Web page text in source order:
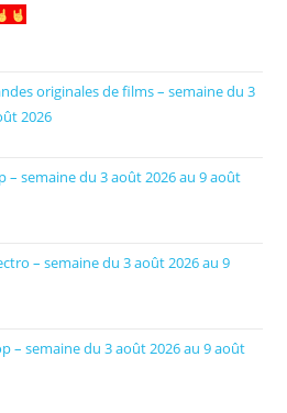
originales de films – semaine du 3
2026
– semaine du 3 août 2026 au 9 août
– semaine du 3 août 2026 au 9
– semaine du 3 août 2026 au 9 août